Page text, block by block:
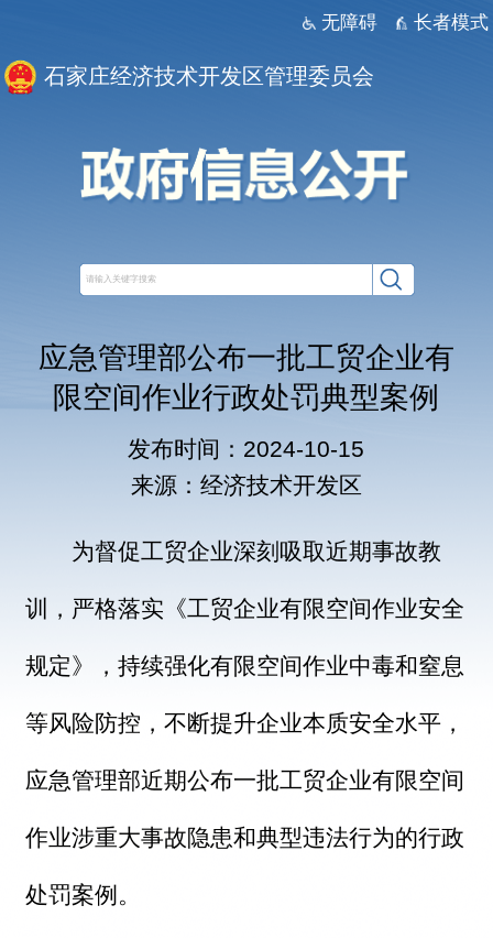
无障碍 长者模式
石家庄经济技术开发区管理委员会
应急管理部公布一批工贸企业有
限空间作业行政处罚典型案例
发布时间：2024-10-15
来源：经济技术开发区
为督促工贸企业深刻吸取近期事故教
训，严格落实《工贸企业有限空间作业安全
规定》，持续强化有限空间作业中毒和窒息
等风险防控，不断提升企业本质安全水平，
应急管理部近期公布一批工贸企业有限空间
作业涉重大事故隐患和典型违法行为的行政
处罚案例。